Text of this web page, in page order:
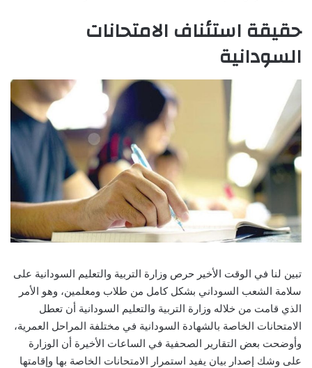
حقيقة استئناف الامتحانات
السودانية
تبين لنا في الوقت الأخير حرص وزارة التربية والتعليم السودانية على
سلامة الشعب السوداني بشكل كامل من طلاب ومعلمين، وهو الأمر
الذي قامت من خلاله وزارة التربية والتعليم السودانية أن تعطل
الامتحانات الخاصة بالشهادة السودانية في مختلفة المراحل العمرية،
وأوضحت بعض التقارير الصحفية في الساعات الأخيرة أن الوزارة
على وشك إصدار بيان يفيد استمرار الامتحانات الخاصة بها وإقامتها